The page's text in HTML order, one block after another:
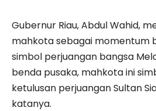
Gubernur Riau, Abdul Wahid,
mahkota sebagai momentum
simbol perjuangan bangsa
benda pusaka, mahkota ini
ketulusan perjuangan Sultan
katanya.